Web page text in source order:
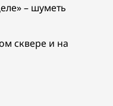
– шуметь
сквере и на